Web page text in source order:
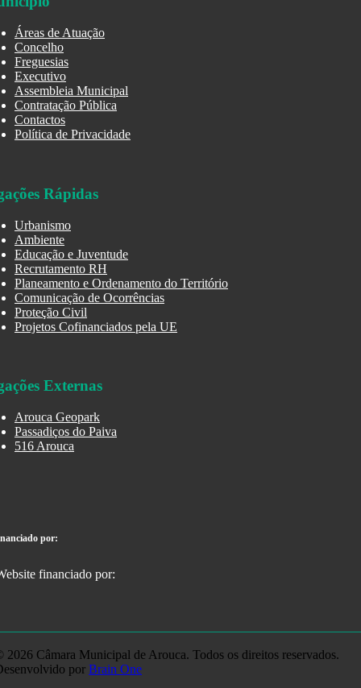
Áreas de Atuação
Concelho
Freguesias
Executivo
Assembleia Municipal
Contratação Pública
Contactos
Política de Privacidade
Rápidas
Urbanismo
Ambiente
Educação e Juventude
Recrutamento RH
Planeamento e Ordenamento do Território
Comunicação de Ocorrências
Proteção Civil
Projetos Cofinanciados pela UE
Externas
Arouca Geopark
Passadiços do Paiva
516 Arouca
por:
2026 Câmara Municipal de Arouca. Todos os direitos reservados.
por Brain One